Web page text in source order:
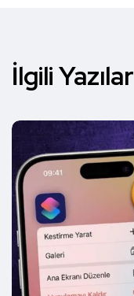
İlgili Yazılar